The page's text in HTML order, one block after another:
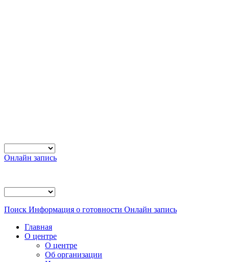
Онлайн запись
Поиск Информация о готовности Онлайн запись
Главная
О центре
О центре
Об организации